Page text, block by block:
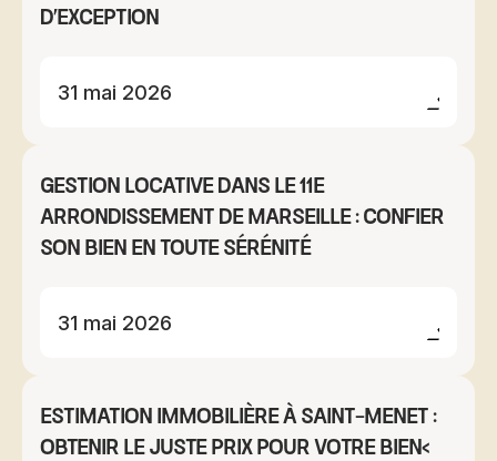
d'exception
31 mai 2026
Gestion locative dans le 11e
arrondissement de Marseille : confier
son bien en toute sérénité
31 mai 2026
Estimation immobilière à Saint-Menet :
obtenir le juste prix pour votre bien<